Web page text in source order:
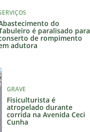
do
é paralisado para
de rompimento
adutora
GRAVE
Fisiculturista é
atropelado durante
corrida na Avenida Ceci
Cunha